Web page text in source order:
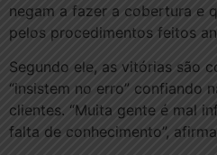
negam a fazer a cobertura e
pelos procedimentos feitos
Segundo ele, as vitórias são
“insistem no erro” confiando
clientes. “Muita gente é mal
falta de conhecimento”,